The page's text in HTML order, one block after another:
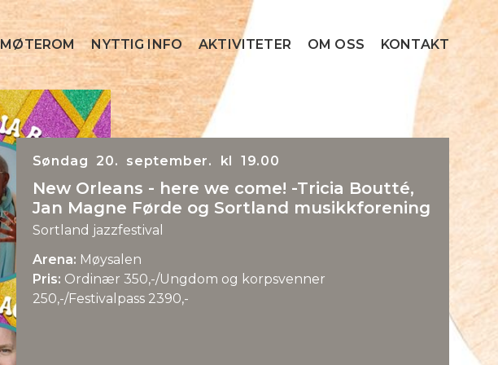
MØTEROM NYTTIG INFO AKTIVITETER OM OSS KONTAKT
Søndag 20. september. kl 19.00
New Orleans - here we come! -Tricia Boutté,
Jan Magne Førde og Sortland musikkforening
Sortland jazzfestival
Arena: Møysalen
Pris: Ordinær 350,-/Ungdom og korpsvenner
250,-/Festivalpass 2390,-